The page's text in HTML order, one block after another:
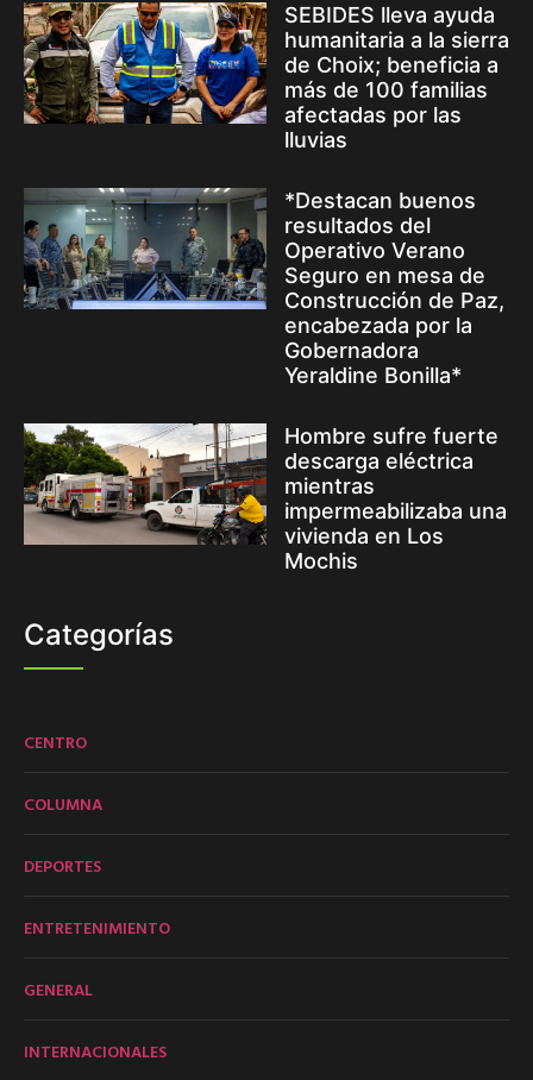
SEBIDES lleva ayuda
humanitaria a la sierra
de Choix; beneficia a
más de 100 familias
afectadas por las
lluvias
*Destacan buenos
resultados del
Operativo Verano
Seguro en mesa de
Construcción de Paz,
encabezada por la
Gobernadora
Yeraldine Bonilla*
Hombre sufre fuerte
descarga eléctrica
mientras
impermeabilizaba una
vivienda en Los
Mochis
Categorías
CENTRO
COLUMNA
DEPORTES
ENTRETENIMIENTO
GENERAL
INTERNACIONALES